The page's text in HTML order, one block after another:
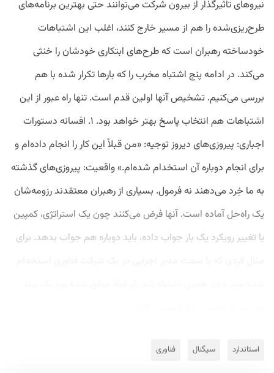
نیروهای تاثیرگذار از بیرون شرکت می‌توانند حتی بهترین برنامه‌های
طرح‌ریزی‌شده را هم از مسیر خارج کنند، اغلب این اشتباهات
خودساخته رهبران است که طرح‌های ابتکاری خودشان را خنثی
می‌کند. در ادامه پنج اشتباه مخرب را که بارها تکرار شده با هم
بررسی می‌کنیم. تشخیص آنها اولین قدم است. تنها راه عبور از این
اشتباهات هم انتخاب پاسخ بهتر خواهد بود. ۱. افسانه دستورات
اجباری: پیروزی‌های دیروز توجیه: «من قبلاً این کار را انجام داده‌ام و
برای انجام دوباره آن استخدام شده‌ام.» واقعیت: پیروزی‌های گذشته
به ما خِرد می‌دهند نه فرمول. بسیاری از رهبران معتقدند رزومه‌شان
یک راه‌حل آماده است. آنها فرض می‌کنند چون یک استراتژی، کمپین
یا تغییر رویکرد یک بار جواب داده، باید دوباره هم جواب بدهد. برای
استاندارد سیگنال فناوری